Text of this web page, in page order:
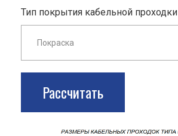
Тип покрытия кабельной проходки
Рассчитать